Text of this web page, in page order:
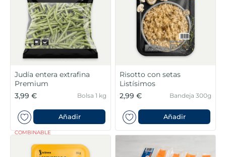
Judía entera extrafina
Premium
3,99 €
COMBINABLE
Bolsa 1 kg
Añadir
Risotto con setas
Listísimos
2,99 €
Bandeja 300g
Añadir